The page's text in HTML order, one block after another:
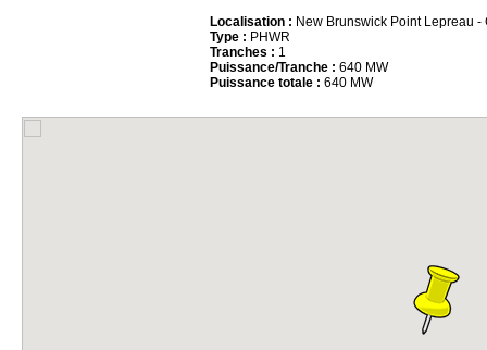
Localisation : New Brunswick Point Lepreau -
Type : PHWR
Tranches : 1
Puissance/Tranche : 640 MW
Puissance totale : 640 MW